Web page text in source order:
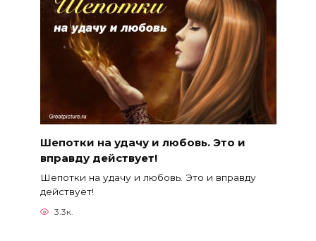
Шепотки на удачу и любовь. Это и
вправду действует!
Шепотки на удачу и любовь. Это и вправду
действует!
3.3к.